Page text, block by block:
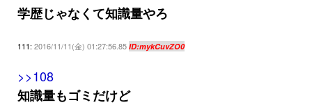
学歴じゃなくて知識量やろ
111: 2016/11/11(金) 01:27:56.85 ID:mykCuvZO0
>>108
知識量もゴミだけど